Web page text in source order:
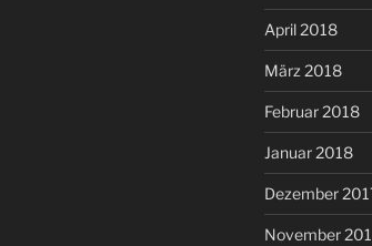
April 2018
März 2018
Februar 2018
Januar 2018
Dezember
November